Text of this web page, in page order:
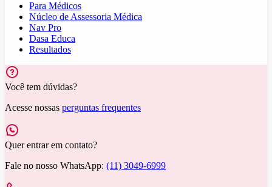
Para Médicos
Núcleo de Assessoria Médica
Nav Pro
Dasa Educa
Resultados
Você tem dúvidas?
Acesse nossas perguntas frequentes
Quer entrar em contato?
Fale no nosso WhatsApp: (11) 3049-6999